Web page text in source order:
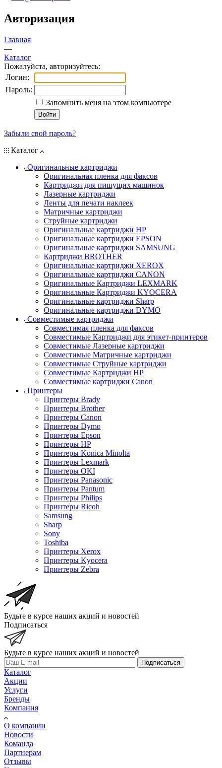
Авторизация
Главная
—
Каталог
Пожалуйста, авторизуйтесь:
Логин:
Пароль:
Запомнить меня на этом компьютере
Забыли свой пароль?
Каталог
Оригинальные картриджи
Оригинальная пленка для факсов
Картриджи для пишущих машинок
Лазерные картриджи
Ленты для печати наклеек
Матричные картриджи
Струйные картриджи
Оригинальные картриджи HP
Оригинальные картриджи EPSON
Оригинальные картриджи SAMSUNG
Картриджи BROTHER
Оригинальные картриджи XEROX
Оригинальные картриджи CANON
Оригинальные Картриджи LEXMARK
Оригинальные Картриджи KYOCERA
Оригинальные картриджи Sharp
Оригинальные картриджи DYMO
Совместимые картриджи
Совместимая пленка для факсов
Совместимые Картриджи для этикет-принтеров
Совместимые Лазерные картриджи
Совместимые Матричные картриджи
Совместимые Струйные картриджи
Совместимые Картриджи HP
Совместимые картриджи Canon
Принтеры
Принтеры Brady
Принтеры Brother
Принтеры Canon
Принтеры Dymo
Принтеры Epson
Принтеры HP
Принтеры Konica Minolta
Принтеры Lexmark
Принтеры OKI
Принтеры Panasonic
Принтеры Pantum
Принтеры Philips
Принтеры Ricoh
Samsung
Sharp
Sony
Toshiba
Принтеры Xerox
Принтеры Kyocera
Принтеры Zebra
Будьте в курсе наших акций и новостей
Подписаться
Будьте в курсе наших акций и новостей
Подписаться
Каталог
Акции
Услуги
Бренды
Компания
О компании
Новости
Команда
Партнерам
Отзывы